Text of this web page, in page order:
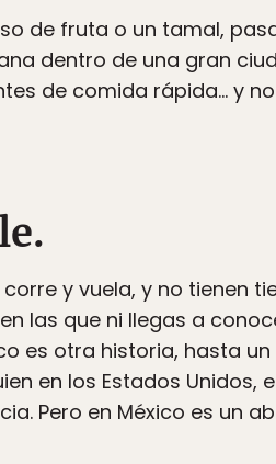
de fruta o un tamal,
dentro de una gran
de comida rápida… y
y vuela, y no tienen
las que ni llegas a
es otra historia, hasta
en los Estados Unidos,
Pero en México es un